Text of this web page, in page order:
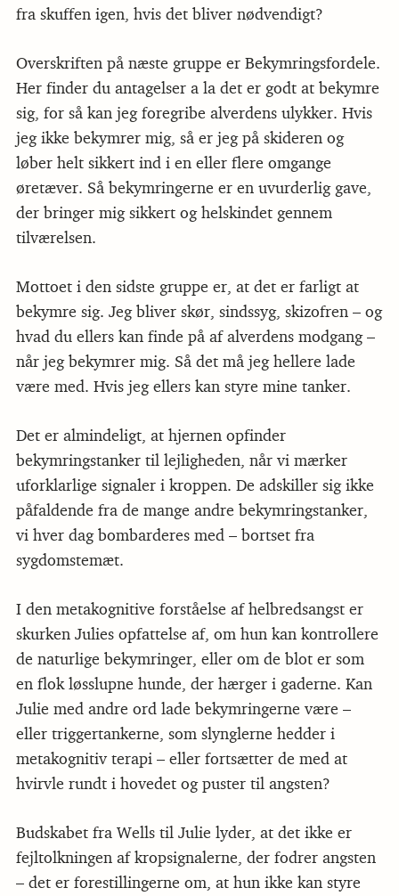
fra skuffen igen, hvis det bliver nødvendigt?
Overskriften på næste gruppe er Bekymringsfordele.
Her finder du antagelser a la det er godt at bekymre
sig, for så kan jeg foregribe alverdens ulykker. Hvis
jeg ikke bekymrer mig, så er jeg på skideren og
løber helt sikkert ind i en eller flere omgange
øretæver. Så bekymringerne er en uvurderlig gave,
der bringer mig sikkert og helskindet gennem
tilværelsen.
Mottoet i den sidste gruppe er, at det er farligt at
bekymre sig. Jeg bliver skør, sindssyg, skizofren – og
hvad du ellers kan finde på af alverdens modgang –
når jeg bekymrer mig. Så det må jeg hellere lade
være med. Hvis jeg ellers kan styre mine tanker.
Det er almindeligt, at hjernen opfinder
bekymringstanker til lejligheden, når vi mærker
uforklarlige signaler i kroppen. De adskiller sig ikke
påfaldende fra de mange andre bekymringstanker,
vi hver dag bombarderes med – bortset fra
sygdomstemæt.
I den metakognitive forståelse af helbredsangst er
skurken Julies opfattelse af, om hun kan kontrollere
de naturlige bekymringer, eller om de blot er som
en flok løsslupne hunde, der hærger i gaderne. Kan
Julie med andre ord lade bekymringerne være –
eller triggertankerne, som slynglerne hedder i
metakognitiv terapi – eller fortsætter de med at
hvirvle rundt i hovedet og puster til angsten?
Budskabet fra Wells til Julie lyder, at det ikke er
fejltolkningen af kropsignalerne, der fodrer angsten
– det er forestillingerne om, at hun ikke kan styre